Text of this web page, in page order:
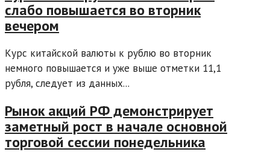
слабо повышается во вторник
вечером
Курс китайской валюты к рублю во вторник
немного повышается и уже выше отметки 11,1
рубля, следует из данных...
Рынок акций РФ демонстрирует
заметный рост в начале основной
торговой сессии понедельника